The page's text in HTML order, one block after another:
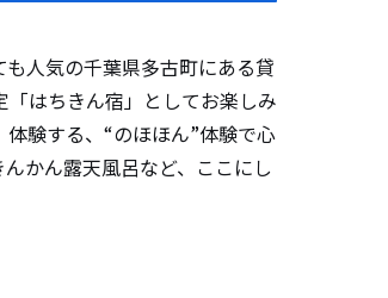
人気の千葉県多古町にある貸
はちきん宿」としてお楽しみ
験する、“のほほん”体験で心
かん露天風呂など、ここにし